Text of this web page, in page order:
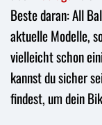
Beste daran: All
aktuelle Modelle,
vielleicht schon
kannst du sicher
findest, um dein